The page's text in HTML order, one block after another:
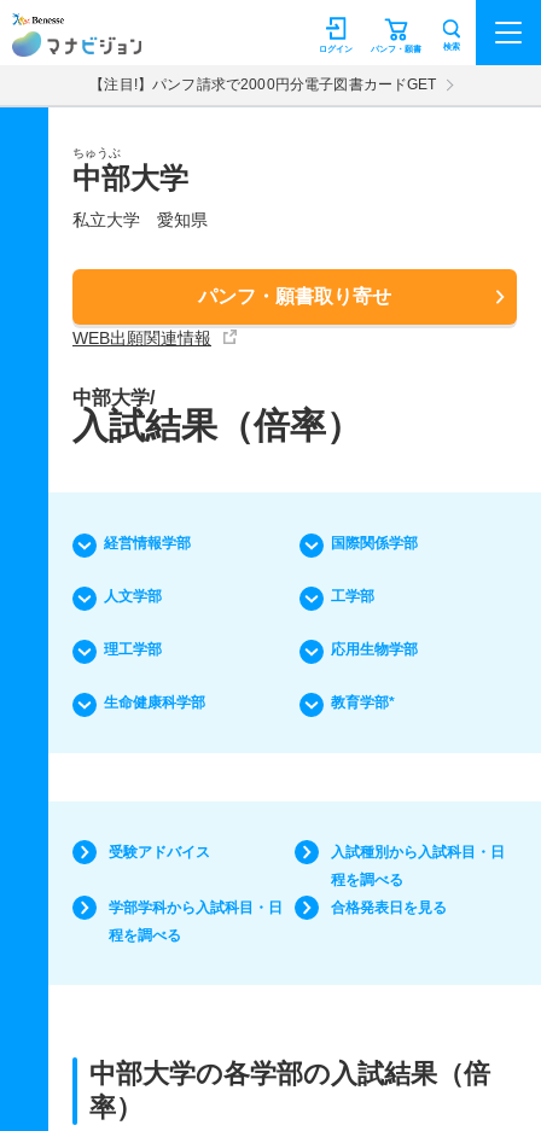
マナビジョン パンフ・願書
ログイン 検索
【注目!】パンフ請求で2000円分電子図書カードGET
ちゅうぶ
中部大学
私立大学 愛知県
パンフ・願書取り寄せ
WEB出願関連情報
中部大学/
入試結果（倍率）
経営情報学部 国際関係学部
人文学部 工学部
理工学部 応用生物学部
生命健康科学部 教育学部*
受験アドバイス
入試種別から入試科目・日
程を調べる
学部学科から入試科目・日
程を調べる
合格発表日を見る
中部大学の各学部の入試結果（倍
率）